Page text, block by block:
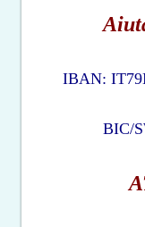
IBAN:
BIC/